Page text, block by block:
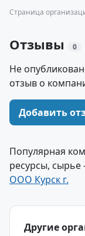
Страница
Отзывы 0
Не
отзыв о
Добавить
Популярная
ресурсы, сырье
ООО Курск г.
Другие